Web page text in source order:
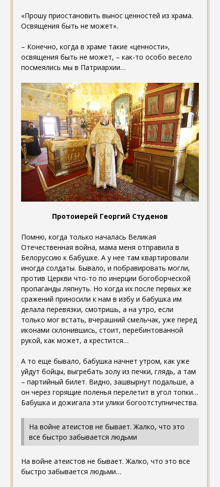
«Прошу приостановить вынос ценностей из храма.
Освящения быть не может».
– Конечно, когда в храме такие «ценности»,
освящения быть не может, – как-то особо весело
посмеялись мы в Патриархии…
Протоиерей Георгий Студенов
Помню, когда только началась Великая
Отечественная война, мама меня отправила в
Белоруссию к бабушке. А у нее там квартировали
иногда солдаты. Бывало, и побравировать могли,
против Церкви что-то по инерции богоборческой
пропаганды ляпнуть. Но когда их после первых же
сражений приносили к нам в избу и бабушка им
делала перевязки, смотришь, а на утро, если
только мог встать, вчерашний смельчак, уже перед
иконами склонившись, стоит, перебинтованной
рукой, как может, а крестится…
А то еще бывало, бабушка начнет утром, как уже
уйдут бойцы, выгребать золу из печки, глядь, а там
– партийный билет. Видно, зашвырнут подальше, а
он через горящие поленья перелетит в угол топки…
Бабушка и дожигала эти улики богоотступничества.
На войне атеистов не бывает. Жалко, что это
все быстро забывается людьми
На войне атеистов не бывает. Жалко, что это все
быстро забывается людьми…